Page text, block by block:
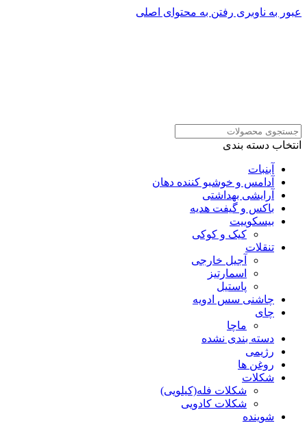
عبور به ناوبری رفتن به محتوای اصلی
انتخاب دسته بندی
آبنبات
آدامس و خوشبو کننده دهان
آرایشی بهداشتی
باکس و گیفت هدیه
بیسکوییت
کیک و کوکی
تنقلات
آجیل خارجی
اسمارتیز
پاستیل
چاشنی سس ادویه
چای
ماچا
دسته بندی نشده
رژیمی
روغن ها
شکلات
شکلات فله(کیلویی)
شکلات کادویی
شوینده